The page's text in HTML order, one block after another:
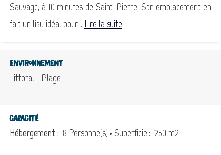
Sauvage, à 10 minutes de Saint-Pierre. Son emplacement en
fait un lieu idéal pour... Lire la suite
Environnement
Littoral Plage
Capacité
Hébergement : 8 Personne(s) • Superficie : 250 m2